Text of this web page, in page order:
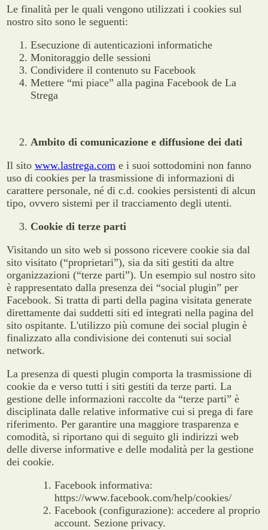
Le finalità per le quali vengono utilizzati i cookies sul
nostro sito sono le seguenti:
Esecuzione di autenticazioni informatiche
Monitoraggio delle sessioni
Condividere il contenuto su Facebook
Mettere “mi piace” alla pagina Facebook de La
Strega
Ambito di comunicazione e diffusione dei dati
Il sito www.lastrega.com e i suoi sottodomini non fanno
uso di cookies per la trasmissione di informazioni di
carattere personale, né di c.d. cookies persistenti di alcun
tipo, ovvero sistemi per il tracciamento degli utenti.
Cookie di terze parti
Visitando un sito web si possono ricevere cookie sia dal
sito visitato (“proprietari”), sia da siti gestiti da altre
organizzazioni (“terze parti”). Un esempio sul nostro sito
è rappresentato dalla presenza dei “social plugin” per
Facebook. Si tratta di parti della pagina visitata generate
direttamente dai suddetti siti ed integrati nella pagina del
sito ospitante. L'utilizzo più comune dei social plugin è
finalizzato alla condivisione dei contenuti sui social
network.
La presenza di questi plugin comporta la trasmissione di
cookie da e verso tutti i siti gestiti da terze parti. La
gestione delle informazioni raccolte da “terze parti” è
disciplinata dalle relative informative cui si prega di fare
riferimento. Per garantire una maggiore trasparenza e
comodità, si riportano qui di seguito gli indirizzi web
delle diverse informative e delle modalità per la gestione
dei cookie.
Facebook informativa:
https://www.facebook.com/help/cookies/
Facebook (configurazione): accedere al proprio
account. Sezione privacy.